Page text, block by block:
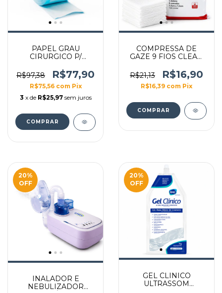
PAPEL GRAU
CIRURGICO P/
FLEXPELL 15CM X
100M
R$97,38 R$77,90
R$75,56 com Pix
3 x de R$25,97 sem juros
COMPRESSA DE
GAZE 9 FIOS CLEAN
R$21,13
R$16,90
R$16,39 com Pix
20%
OFF
INALADOR E
NEBULIZADOR
20%
OFF
GEL CLINICO
ULTRASSOM